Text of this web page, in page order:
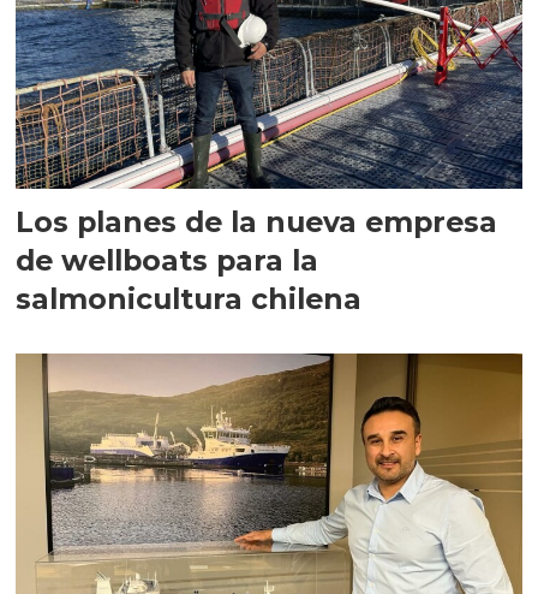
Los planes de la nueva empresa
de wellboats para la
salmonicultura chilena